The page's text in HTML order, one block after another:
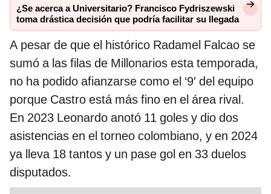
¿Se acerca a Universitario? Francisco Fydriszewski
toma drástica decisión que podría facilitar su llegada
A pesar de que el histórico Radamel Falcao se
sumó a las filas de Millonarios esta temporada,
no ha podido afianzarse como el ‘9′ del equipo
porque Castro está más fino en el área rival.
En 2023 Leonardo anotó 11 goles y dio dos
asistencias en el torneo colombiano, y en 2024
ya lleva 18 tantos y un pase gol en 33 duelos
disputados.